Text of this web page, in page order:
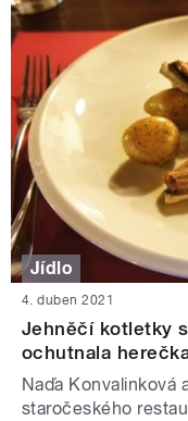
Jídlo
4. duben 2021
Jehněčí kotletky
ochutnala
Naďa Konvalinková
staročeského